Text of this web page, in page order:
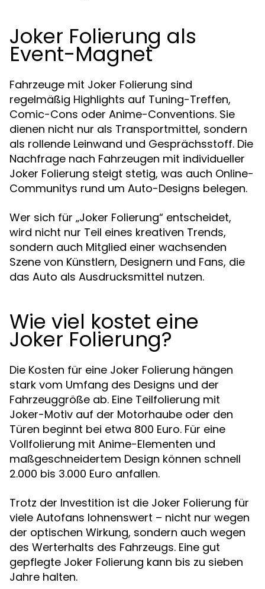
Joker Folierung als
Event-Magnet
Fahrzeuge mit Joker Folierung sind
regelmäßig Highlights auf Tuning-Treffen,
Comic-Cons oder Anime-Conventions. Sie
dienen nicht nur als Transportmittel, sondern
als rollende Leinwand und Gesprächsstoff. Die
Nachfrage nach Fahrzeugen mit individueller
Joker Folierung steigt stetig, was auch Online-
Communitys rund um Auto-Designs belegen.
Wer sich für „Joker Folierung“ entscheidet,
wird nicht nur Teil eines kreativen Trends,
sondern auch Mitglied einer wachsenden
Szene von Künstlern, Designern und Fans, die
das Auto als Ausdrucksmittel nutzen.
Wie viel kostet eine
Joker Folierung?
Die Kosten für eine Joker Folierung hängen
stark vom Umfang des Designs und der
Fahrzeuggröße ab. Eine Teilfolierung mit
Joker-Motiv auf der Motorhaube oder den
Türen beginnt bei etwa 800 Euro. Für eine
Vollfolierung mit Anime-Elementen und
maßgeschneidertem Design können schnell
2.000 bis 3.000 Euro anfallen.
Trotz der Investition ist die Joker Folierung für
viele Autofans lohnenswert – nicht nur wegen
der optischen Wirkung, sondern auch wegen
des Werterhalts des Fahrzeugs. Eine gut
gepflegte Joker Folierung kann bis zu sieben
Jahre halten.